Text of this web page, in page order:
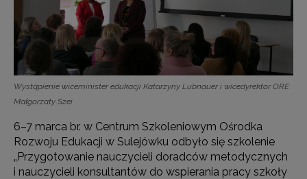
Wystąpienie wiceminister edukacji Katarzyny Lubnauer i wicedyrektor ORE
Małgorzaty Szei
6–7 marca br. w Centrum Szkoleniowym Ośrodka
Rozwoju Edukacji w Sulejówku odbyło się szkolenie
„Przygotowanie nauczycieli doradców metodycznych
i nauczycieli konsultantów do wspierania pracy szkoły